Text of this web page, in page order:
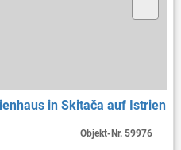
in Skitača auf Istrien
Objekt-Nr.59976